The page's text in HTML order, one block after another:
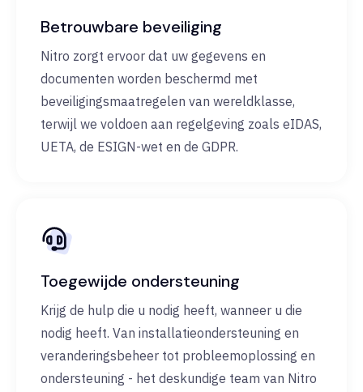
Betrouwbare beveiliging
Nitro zorgt ervoor dat uw gegevens en
documenten worden beschermd met
beveiligingsmaatregelen van wereldklasse,
terwijl we voldoen aan regelgeving zoals eIDAS,
UETA, de ESIGN-wet en de GDPR.
Toegewijde ondersteuning
Krijg de hulp die u nodig heeft, wanneer u die
nodig heeft. Van installatieondersteuning en
veranderingsbeheer tot probleemoplossing en
ondersteuning - het deskundige team van Nitro